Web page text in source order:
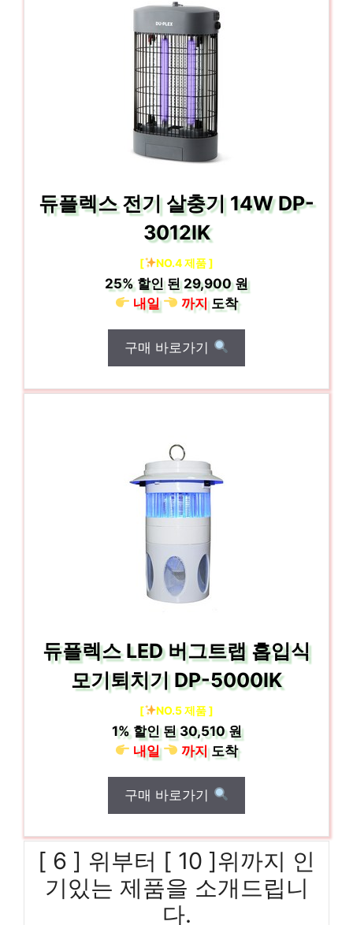
듀플렉스 전기 살충기 14W DP-
3012IK
[ NO.4 제품 ]
25% 할인 된29,900 원
내일
까지도착
구매 바로가기
듀플렉스 LED 버그트랩 흡입식
모기퇴치기 DP-5000IK
[ NO.5 제품 ]
1%할인 된30,510 원
내일
까지도착
구매 바로가기
[ 6 ] 위부터 [ 10 ]위까지 인
기있는 제품을 소개드립니
다.